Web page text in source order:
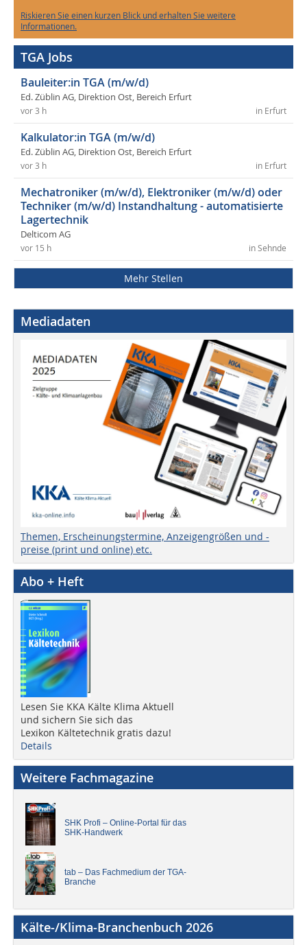
Riskieren Sie einen kurzen Blick und erhalten Sie weitere
Informationen.
TGA Jobs
Bauleiter:in TGA (m/w/d)
Ed. Züblin AG, Direktion Ost, Bereich Erfurt
in Erfurt
vor 3 h
Kalkulator:in TGA (m/w/d)
Ed. Züblin AG, Direktion Ost, Bereich Erfurt
in Erfurt
vor 3 h
Mechatroniker (m/w/d), Elektroniker (m/w/d) oder
Techniker (m/w/d) Instandhaltung - automatisierte
Lagertechnik
Delticom AG
in Sehnde
vor 15 h
Mehr Stellen
Mediadaten
Themen, Erscheinungstermine, Anzeigengrößen und -
preise (print und online) etc.
Abo + Heft
Lesen Sie KKA Kälte Klima Aktuell
und sichern Sie sich das
Lexikon Kältetechnik gratis dazu!
Details
Weitere Fachmagazine
SHK Profi – Online-Portal für das
SHK-Handwerk
tab – Das Fachmedium der TGA-
Branche
Kälte-/Klima-Branchenbuch 2026